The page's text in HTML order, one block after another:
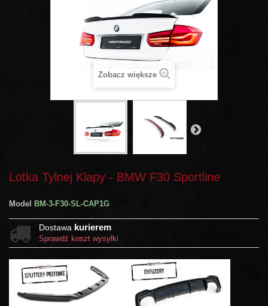
Zobacz większe
Lotka Tylnej Klapy - BMW F30 Sportline
Model BM-3-F30-SL-CAP1G
Dostawa kurierem
Sprawdź koszt wysyłki